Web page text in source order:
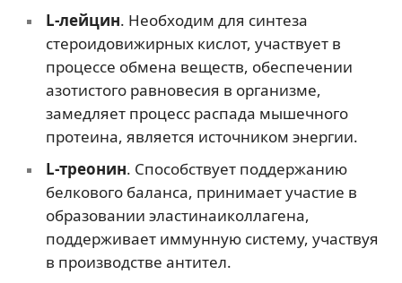
L-лейцин. Необходим для синтеза
стероидовижирных кислот, участвует в
процессе обмена веществ, обеспечении
азотистого равновесия в организме,
замедляет процесс распада мышечного
протеина, является источником энергии.
L-треонин. Способствует поддержанию
белкового баланса, принимает участие в
образовании эластинаиколлагена,
поддерживает иммунную систему, участвуя
в производстве антител.